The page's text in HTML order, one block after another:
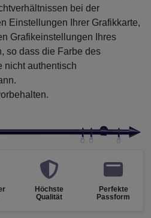
bei der
Einstellungen Ihrer Grafikkarte,
Grafikeinstellungen Ihres
so dass die Farbe des
nicht authentisch
Höchste
Qualität
Perfekte
Passform